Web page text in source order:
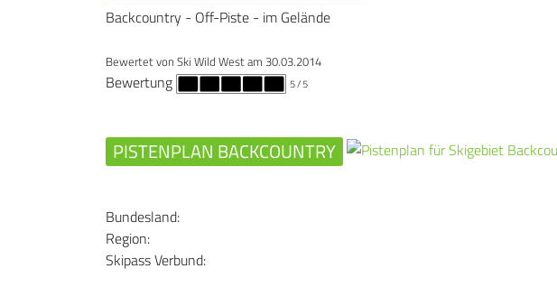
Backcountry - Off-Piste - im Gelände
Bewertet von Ski Wild Westam 30.03.2014
Bewertung 5/ 5
PISTENPLAN BACKCOUNTRY
Bundesland:
Region:
Skipass Verbund: